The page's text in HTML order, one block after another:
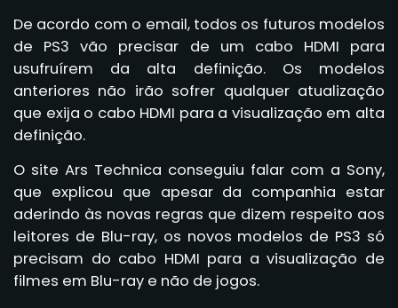
De acordo com o email, todos os futuros modelos
de PS3 vão precisar de um cabo HDMI para
usufruírem da alta definição. Os modelos
anteriores não irão sofrer qualquer atualização
que exija o cabo HDMI para a visualização em alta
definição.
O site Ars Technica conseguiu falar com a Sony,
que explicou que apesar da companhia estar
aderindo às novas regras que dizem respeito aos
leitores de Blu-ray, os novos modelos de PS3 só
precisam do cabo HDMI para a visualização de
filmes em Blu-ray e não de jogos.